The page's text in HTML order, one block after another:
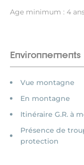
Age minimum : 4
Environnements
Vue montagne
En montagne
Itinéraire G.R. à
Présence de
protection